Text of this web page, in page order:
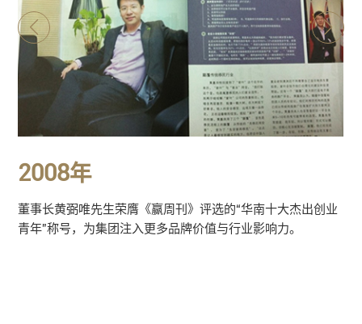
先生荣膺《赢周刊》评选的“华南十大杰出创业
为集团注入更多品牌价值与行业影响力。
集团进一步扩
签订代理协议